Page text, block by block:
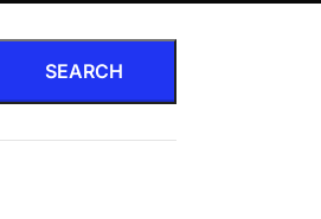
SEARCH